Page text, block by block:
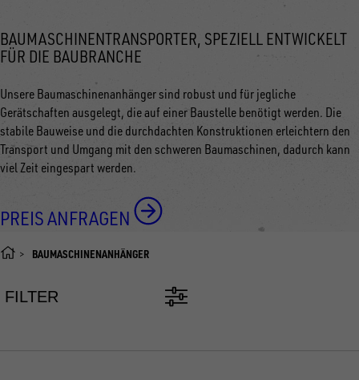
BAUMASCHINENTRANSPORTER, SPEZIELL ENTWICKELT
FÜR DIE BAUBRANCHE
Unsere Baumaschinenanhänger sind robust und für jegliche
Gerätschaften ausgelegt, die auf einer Baustelle benötigt werden. Die
stabile Bauweise und die durchdachten Konstruktionen erleichtern den
Transport und Umgang mit den schweren Baumaschinen, dadurch kann
viel Zeit eingespart werden.
PREIS ANFRAGEN
BAUMASCHINENANHÄNGER
FILTER